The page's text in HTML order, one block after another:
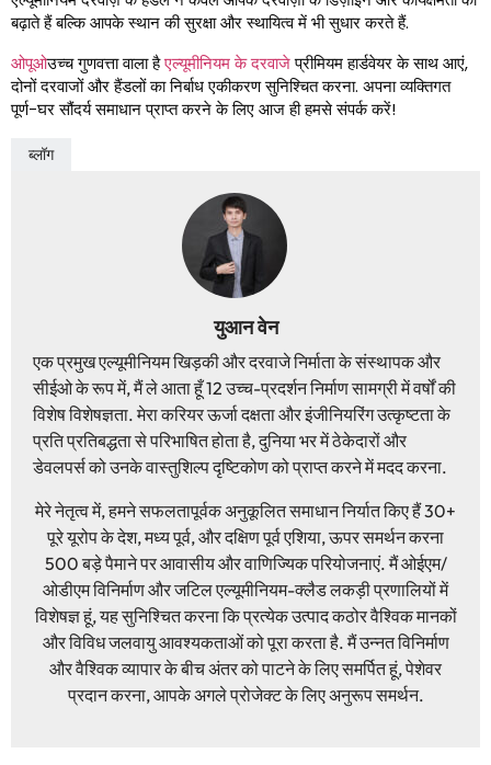
बढ़ाते हैं बल्कि आपके स्थान की सुरक्षा और स्थायित्व में भी सुधार करते हैं.
ओपूओउच्च गुणवत्ता वाला हैएल्यूमीनियम के दरवाजेप्रीमियम हार्डवेयर के साथ आएं,
दोनों दरवाजों और हैंडलों का निर्बाध एकीकरण सुनिश्चित करना. अपना व्यक्तिगत
पूर्ण-घर सौंदर्य समाधान प्राप्त करने के लिए आज ही हमसे संपर्क करें!
ब्लॉग
युआन वेन
एक प्रमुख एल्यूमीनियम खिड़की और दरवाजे निर्माता के संस्थापक और
सीईओ के रूप में, मैं ले आता हूँ 12 उच्च-प्रदर्शन निर्माण सामग्री में वर्षों की
विशेष विशेषज्ञता. मेरा करियर ऊर्जा दक्षता और इंजीनियरिंग उत्कृष्टता के
प्रति प्रतिबद्धता से परिभाषित होता है, दुनिया भर में ठेकेदारों और
डेवलपर्स को उनके वास्तुशिल्प दृष्टिकोण को प्राप्त करने में मदद करना.
मेरे नेतृत्व में, हमने सफलतापूर्वक अनुकूलित समाधान निर्यात किए हैं 30+
पूरे यूरोप के देश, मध्य पूर्व, और दक्षिण पूर्व एशिया, ऊपर समर्थन करना
500 बड़े पैमाने पर आवासीय और वाणिज्यिक परियोजनाएं. मैं ओईएम/
ओडीएम विनिर्माण और जटिल एल्यूमीनियम-क्लैड लकड़ी प्रणालियों में
विशेषज्ञ हूं, यह सुनिश्चित करना कि प्रत्येक उत्पाद कठोर वैश्विक मानकों
और विविध जलवायु आवश्यकताओं को पूरा करता है. मैं उन्नत विनिर्माण
और वैश्विक व्यापार के बीच अंतर को पाटने के लिए समर्पित हूं, पेशेवर
प्रदान करना, आपके अगले प्रोजेक्ट के लिए अनुरूप समर्थन.